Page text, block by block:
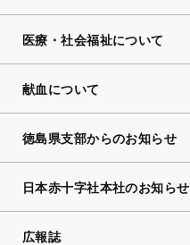
医療・社会福祉について
献血について
徳島県支部からのお知らせ
日本赤十字社本社のお知らせ
広報誌